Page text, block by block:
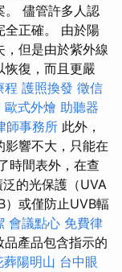
。 儘管許多人認
全正確。 由於陽
，但是由於紫外線
恢復，而且更嚴
程 護照換發 徵信
歐式外燴 助聽器
師事務所 此外，
影響不大，只能在
時間表外，在查
的光保護（UVA
）或僅防止UVB輻
會議點心 免費律
品產品包含指示的
葬陽明山 台中眼